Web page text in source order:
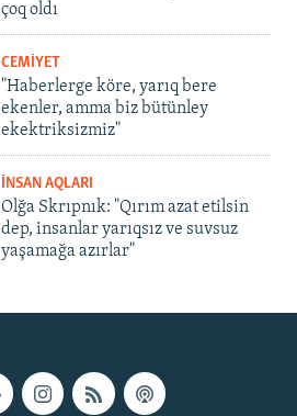
çoq oldı
CEMİYET
"Haberlerge köre, yarıq bere
ekenler, amma biz bütünley
ekektriksizmiz"
İNSAN AQLARI
Olğa Skrıpnık: "Qırım azat etilsin
dep, insanlar yarıqsız ve suvsuz
yaşamağa azırlar"